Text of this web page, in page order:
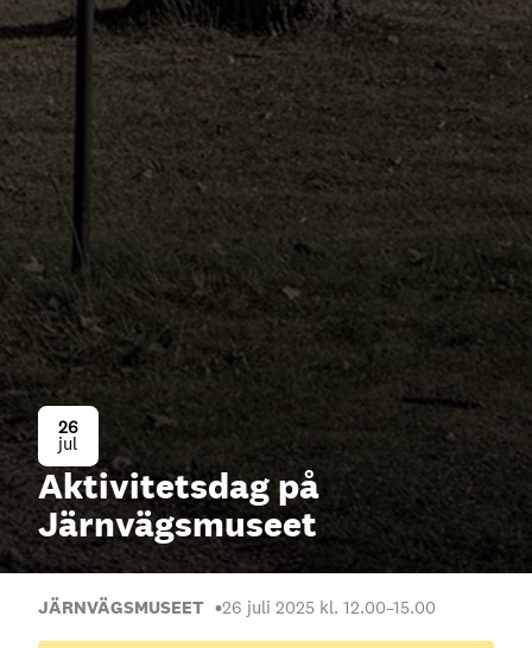
26
jul
Aktivitetsdag på
Järnvägsmuseet
JÄRNVÄGSMUSEET 26 juli 2025 kl. 12.00–15.00